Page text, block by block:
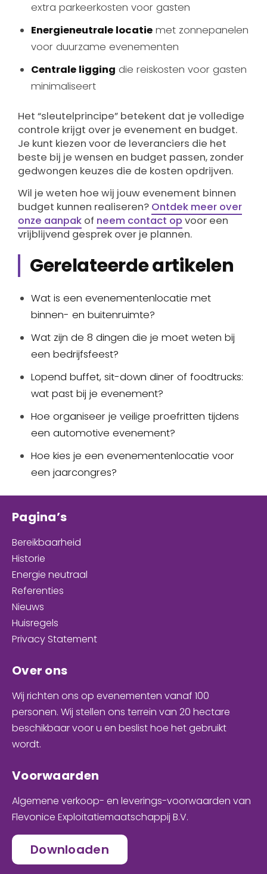
extra parkeerkosten voor gasten
Energieneutrale locatie met zonnepanelen
voor duurzame evenementen
Centrale ligging die reiskosten voor gasten
minimaliseert
Het “sleutelprincipe” betekent dat je volledige
controle krijgt over je evenement en budget.
Je kunt kiezen voor de leveranciers die het
beste bij je wensen en budget passen, zonder
gedwongen keuzes die de kosten opdrijven.
Wil je weten hoe wij jouw evenement binnen
budget kunnen realiseren? Ontdek meer over
onze aanpak of neem contact op voor een
vrijblijvend gesprek over je plannen.
Gerelateerde artikelen
Wat is een evenementenlocatie met
binnen- en buitenruimte?
Wat zijn de 8 dingen die je moet weten bij
een bedrijfsfeest?
Lopend buffet, sit-down diner of foodtrucks:
wat past bij je evenement?
Hoe organiseer je veilige proefritten tijdens
een automotive evenement?
Hoe kies je een evenementenlocatie voor
een jaarcongres?
Pagina’s
Bereikbaarheid
Historie
Energie neutraal
Referenties
Nieuws
Huisregels
Privacy Statement
Over ons
Wij richten ons op evenementen vanaf 100
personen. Wij stellen ons terrein van 20 hectare
beschikbaar voor u en beslist hoe het gebruikt
wordt.
Voorwaarden
Algemene verkoop- en leverings-voorwaarden van
Flevonice Exploitatiemaatschappij B.V.
Downloaden